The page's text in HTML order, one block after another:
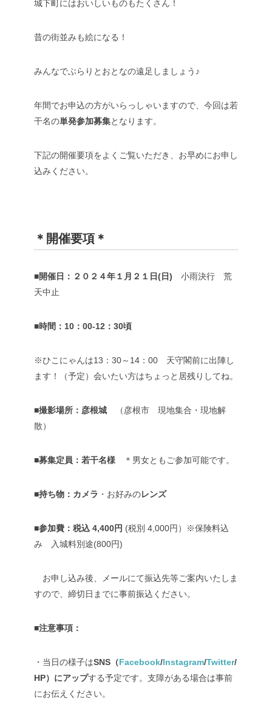
城下町にはおいしいものもたくさん！
昔の街並みも絵になる！
みんなでぶらりとおとなの遠足しましょう♪
年間でお申込の方がいらっしゃいますので、今回は若
干名の単発参加募集となります。
下記の開催要項をよくご覧いただき、お早めにお申し
込みください。
＊開催要項＊
■開催日：２０２４年１月２１日(日) 小雨決行 荒
天中止
■時間：10：00-12：30頃
※ひこにゃんは13：30～14：00 天守閣前に出陣し
ます！（予定）会いたい方はちょっと居残りしてね。
■撮影場所：彦根城 （彦根市 現地集合・現地解
散）
■募集定員：若干名様 ＊男女ともご参加可能です。
■持ち物：カメラ ・お好みのレンズ
■参加費：税込 4,400円 (税別 4,000円）※保険料込
み 入城料別途(800円)
お申し込み後、メールにて振込先等ご案内いたしま
すので、締切日までに事前振込ください。
■注意事項：
・当日の様子はSNS（Facebook/Instagram/Twitter/
HP）にアップする予定です。支障がある場合は事前
にお伝えください。